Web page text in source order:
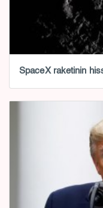
SpaceX raketinin